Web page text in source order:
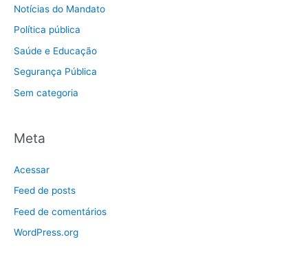
Notícias do Mandato
Política pública
Saúde e Educação
Segurança Pública
Sem categoria
Meta
Acessar
Feed de posts
Feed de comentários
WordPress.org